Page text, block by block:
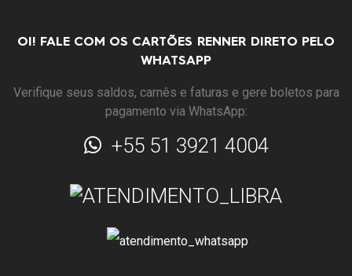
OI! FALE COM OS CARTÕES RENNER DIRETO PELO
WHATSAPP
Verifique seus saldos, carnês e faturas e gere boletos para
pagamento via WhatsApp:
+55 51 3921 4004